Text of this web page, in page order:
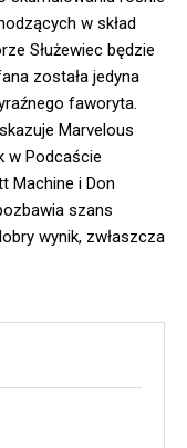
w skład
Służewiec będzie
została jedyna
faworyta.
Marvelous
w Podcaście
Machine i Don
szans
wynik, zwłaszcza